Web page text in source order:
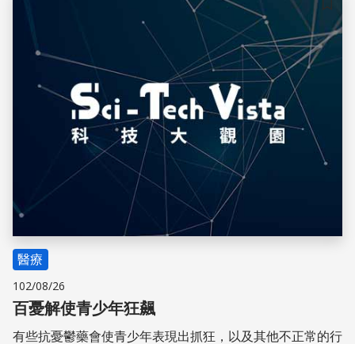
儲存
醫療
102/08/26
百憂解使青少年狂飆
有些抗憂鬱藥會使青少年表現出抓狂，以及其他不正常的行